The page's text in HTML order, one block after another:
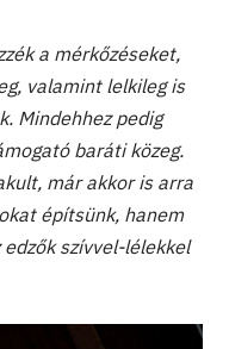
a mérkőzéseket,
valamint lelkileg is
Mindehhez pedig
baráti közeg.
már akkor is arra
építsünk, hanem
szívvel-lélekkel